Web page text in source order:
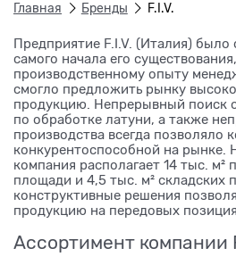
Главная Бренды F.I.V.
Предприятие F.I.V. (Италия) было
самого начала его
производственному опыту
смогло предложить рынку
продукцию. Непрерывный поиск
по обработке латуни, а также
производства всегда позволяло
конкурентоспособной на рынке.
компания располагает 14 тыс. м²
площади и 4,5 тыс. м²
конструктивные решения
продукцию на передовых
Ассортимент компании